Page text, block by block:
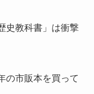
史教科書」は衝撃
の市販本を買って